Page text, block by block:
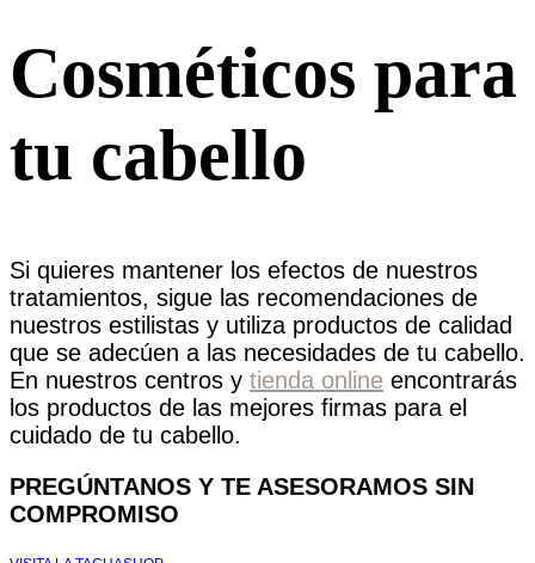
Cosméticos para
tu cabello
Si quieres mantener los efectos de nuestros
tratamientos, sigue las recomendaciones de
nuestros estilistas y utiliza productos de calidad
que se adecúen a las necesidades de tu cabello.
En nuestros centros y tienda online encontrarás
los productos de las mejores firmas para el
cuidado de tu cabello.
PREGÚNTANOS Y TE ASESORAMOS SIN
COMPROMISO